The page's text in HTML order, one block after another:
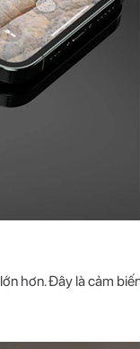
hơn. Đây là cảm